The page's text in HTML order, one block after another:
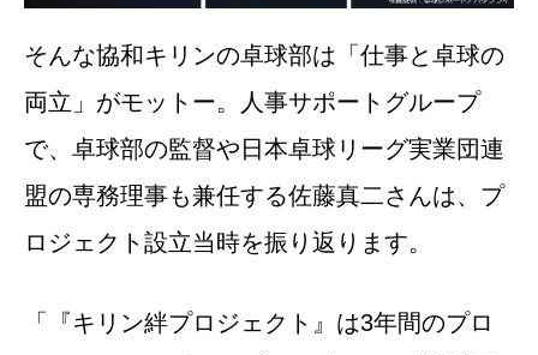
そんな協和キリンの卓球部は「仕事と卓球の
両立」がモットー。人事サポートグループ
で、卓球部の監督や日本卓球リーグ実業団連
盟の専務理事も兼任する佐藤真二さんは、プ
ロジェクト設立当時を振り返ります。
「『キリン絆プロジェクト』は3年間のプロ